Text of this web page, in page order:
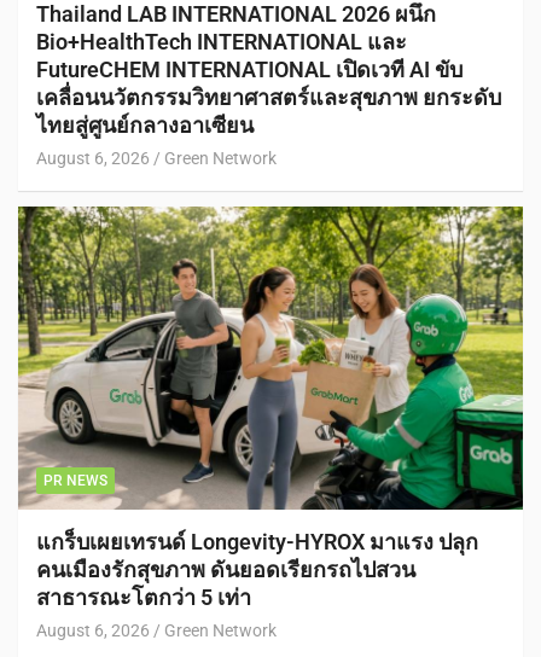
Thailand LAB INTERNATIONAL 2026 ผนึก
Bio+HealthTech INTERNATIONAL และ
FutureCHEM INTERNATIONAL เปิดเวที AI ขับ
เคลื่อนนวัตกรรมวิทยาศาสตร์และสุขภาพ ยกระดับ
ไทยสู่ศูนย์กลางอาเซียน
August 6, 2026 Green Network
PR NEWS
แกร็บเผยเทรนด์ Longevity-HYROX มาแรง ปลุก
คนเมืองรักสุขภาพ ดันยอดเรียกรถไปสวน
สาธารณะโตกว่า 5 เท่า
August 6, 2026 Green Network